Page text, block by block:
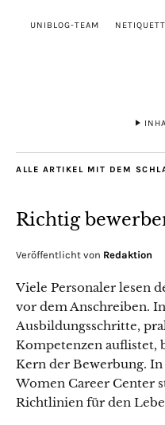
UNIBLOG-TEAM
ALLE ARTIKEL MIT DEM
Richtig
Veröffentlicht von Redaktion
Viele Personaler lesen
vor dem Anschreiben.
Ausbildungsschritte,
Kompetenzen auflistet,
Kern der Bewerbung.
Women Career Center
Richtlinien für den